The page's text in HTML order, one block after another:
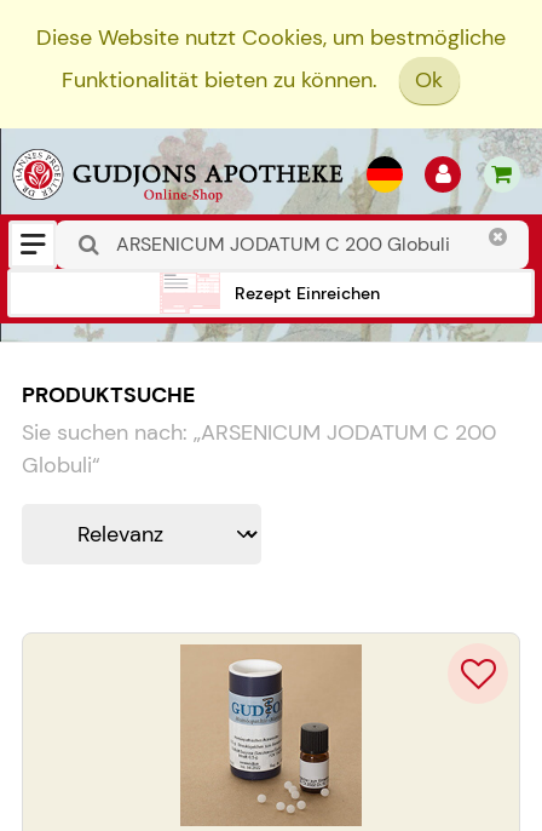
Diese Website nutzt Cookies, um bestmögliche
Funktionalität bieten zu können.
Ok
Rezept Einreichen
PRODUKTSUCHE
Sie suchen nach: „ARSENICUM JODATUM C 200
Globuli“